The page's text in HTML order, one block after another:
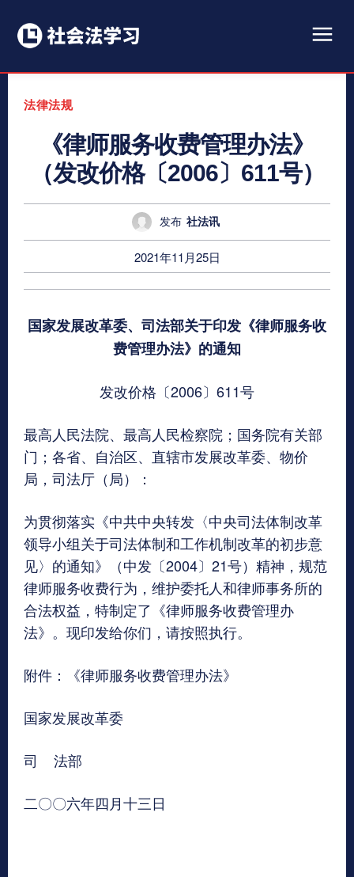
法律法规
《律师服务收费管理办法》
（发改价格〔2006〕611号）
发布 社法讯
2021年11月25日
国家发展改革委、司法部关于印发 《律师服务收
费管理办法》的通知
发改价格〔2006〕611号
最高人民法院、最高人民检察院；国务院有关部
门；各省、自治区、直辖市发展改革委、物价
局，司法厅（局）：
为贯彻落实《中共中央转发〈中央司法体制改革
领导小组关于司法体制和工作机制改革的初步意
见〉的通知》（中发〔2004〕21号）精神，规范
律师服务收费行为，维护委托人和律师事务所的
合法权益，特制定了《律师服务收费管理办
法》。现印发给你们，请按照执行。
附件：《律师服务收费管理办法》
国家发展改革委
司 法部
二〇〇六年四月十三日